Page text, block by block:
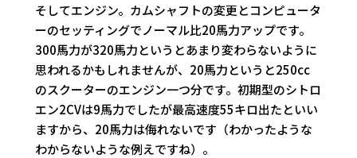
そしてエンジン。カムシャフトの変更とコンピュータ
ーのセッティングでノーマル比20馬力アップです。
300馬力が320馬力というとあまり変わらないように
思われるかもしれませんが、20馬力というと250cc
のスクーターのエンジン一つ分です。初期型のシトロ
エン2CVは9馬力でしたが最高速度55キロ出たといい
ますから、20馬力は侮れないです（わかったような
わからないような例えですね）。